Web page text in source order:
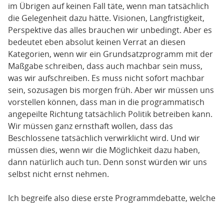
im Übrigen auf keinen Fall täte, wenn man tatsächlich
die Gelegenheit dazu hätte. Visionen, Langfristigkeit,
Perspektive das alles brauchen wir unbedingt. Aber es
bedeutet eben absolut keinen Verrat an diesen
Kategorien, wenn wir ein Grundsatzprogramm mit der
Maßgabe schreiben, dass auch machbar sein muss,
was wir aufschreiben. Es muss nicht sofort machbar
sein, sozusagen bis morgen früh. Aber wir müssen uns
vorstellen können, dass man in die programmatisch
angepeilte Richtung tatsächlich Politik betreiben kann.
Wir müssen ganz ernsthaft wollen, dass das
Beschlossene tatsächlich verwirklicht wird. Und wir
müssen dies, wenn wir die Möglichkeit dazu haben,
dann natürlich auch tun. Denn sonst würden wir uns
selbst nicht ernst nehmen.
Ich begreife also diese erste Programmdebatte, welche